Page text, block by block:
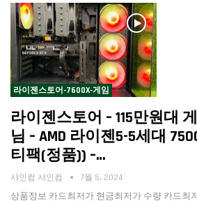
라이젠스토어-7600X-게임
라이젠스토어 – 115만원대
님 – AMD 라이젠5-5세대
티팩(정품)) –…
샤인컴 샤인컴 7월 5, 2024
상품정보 카드최저가 현금최저가 수량 카드최